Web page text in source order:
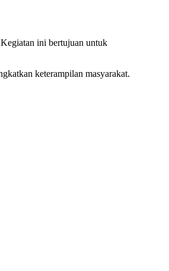
ini bertujuan untuk
keterampilan masyarakat.